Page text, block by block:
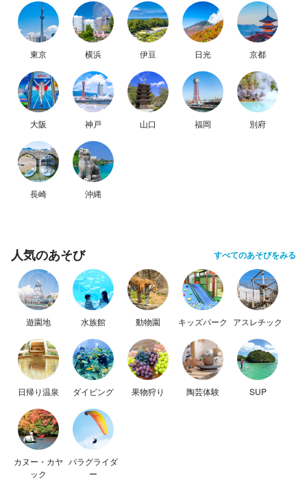
東京 横浜 伊豆 日光 京都
大阪 神戸 山口 福岡 別府
長崎 沖縄
人気のあそび すべてのあそびをみる
遊園地 水族館 動物園 キッズパーク アスレチック
日帰り温泉 ダイビング 果物狩り 陶芸体験 SUP
カヌー・カヤ
ック
パラグライダ
ー